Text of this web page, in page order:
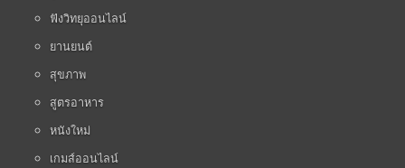
ฟังวิทยุออนไลน์
ยานยนต์
สุขภาพ
สูตรอาหาร
หนังใหม่
เกมส์ออนไลน์